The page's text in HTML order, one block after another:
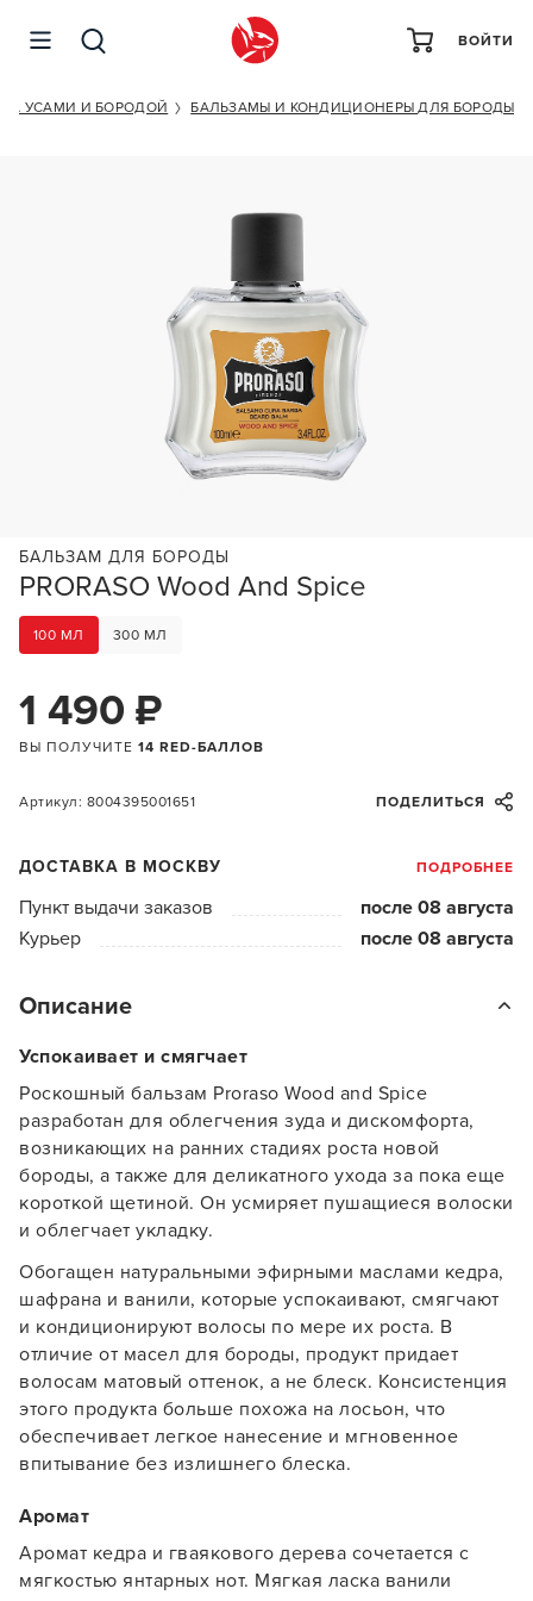
ВОЙТИ
УСАМИ И БОРОДОЙ БАЛЬЗАМЫ И КОНДИЦИОНЕРЫ ДЛЯ БОРОДЫ
PRORASO Wood And Spice
БАЛЬЗАМ ДЛЯ БОРОДЫ
100 МЛ 300 МЛ
1 490 ₽
ВЫ ПОЛУЧИТЕ 14 RED-БАЛЛОВ
Артикул: 8004395001651 ПОДЕЛИТЬСЯ
ДОСТАВКА В МОСКВУ ПОДРОБНЕЕ
Пункт выдачи заказов
после 08 августа
Курьер
после 08 августа
Описание
Успокаивает и смягчает
Роскошный бальзам Proraso Wood and Spice
разработан для облегчения зуда и дискомфорта,
возникающих на ранних стадиях роста новой
бороды, а также для деликатного ухода за пока еще
короткой щетиной. Он усмиряет пушащиеся волоски
и облегчает укладку.
Обогащен натуральными эфирными маслами кедра,
шафрана и ванили, которые успокаивают, смягчают
и кондиционируют волосы по мере их роста. В
отличие от масел для бороды, продукт придает
волосам матовый оттенок, а не блеск. Консистенция
этого продукта больше похожа на лосьон, что
обеспечивает легкое нанесение и мгновенное
впитывание без излишнего блеска.
Аромат
Аромат кедра и гваякового дерева сочетается с
мягкостью янтарных нот. Мягкая ласка ванили
PRORASO WOOD AND SPICE